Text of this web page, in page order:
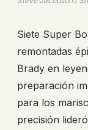
Siete Super
remontadas
Brady en
preparación
para los
precisión